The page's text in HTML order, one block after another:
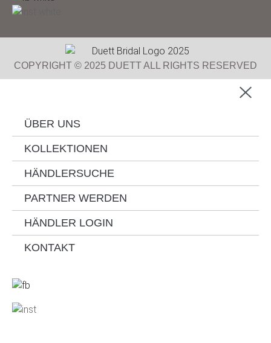
COPYRIGHT © 2025 DUETT ALL RIGHTS RESERVED
ÜBER UNS
KOLLEKTIONEN
HÄNDLERSUCHE
PARTNER WERDEN
HÄNDLER LOGIN
KONTAKT